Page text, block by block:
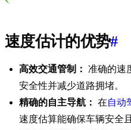
速度估计的优势#
高效交通管制： 准确的速
安全性并减少道路拥堵。
精确的自主导航： 在自动
速度估算能确保车辆安全